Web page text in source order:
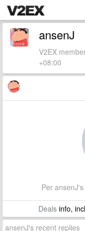
ansenJ
V2EX
+08:00
Per
Dealsinfo,
ansenJ's recent replies